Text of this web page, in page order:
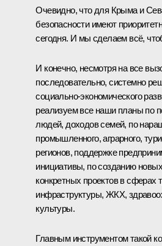
Очевидно, что для Крыма и
безопасности имеют
сегодня. И мы сделаем всё,
И конечно, несмотря на все
последовательно, системно
социально-экономического
реализуем все наши планы по
людей, доходов семей, по
промышленного, аграрного,
регионов, поддержке
инициативы, по созданию
конкретных проектов в сферах
инфраструктуры, ЖКХ,
культуры.
Главным инструментом такой